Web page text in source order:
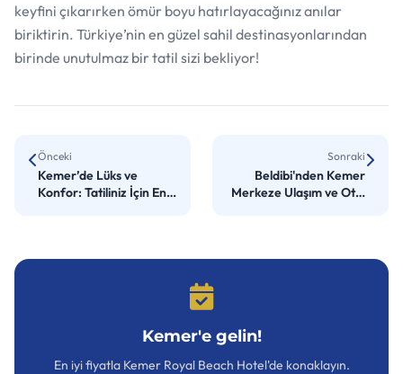
keyfini çıkarırken ömür boyu hatırlayacağınız anılar
biriktirin. Türkiye’nin en güzel sahil destinasyonlarından
birinde unutulmaz bir tatil sizi bekliyor!
Önceki
Kemer’de Lüks ve
Konfor: Tatiliniz İçin En
Sonraki
Beldibi'nden Kemer
Merkeze Ulaşım ve Otel
Kemer'e gelin!
En iyi fiyatla Kemer Royal Beach Hotel'de konaklayın.